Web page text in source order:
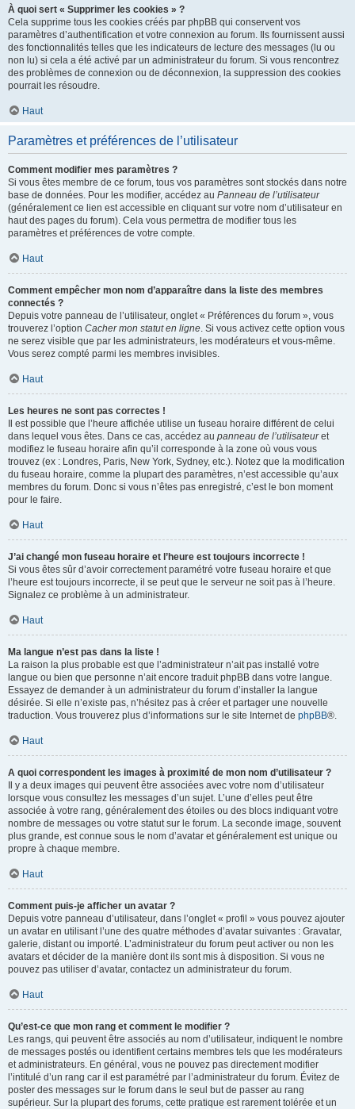
À quoi sert « Supprimer les cookies » ?
Cela supprime tous les cookies créés par phpBB qui conservent vos
paramètres d’authentification et votre connexion au forum. Ils fournissent aussi
des fonctionnalités telles que les indicateurs de lecture des messages (lu ou
non lu) si cela a été activé par un administrateur du forum. Si vous rencontrez
des problèmes de connexion ou de déconnexion, la suppression des cookies
pourrait les résoudre.
Haut
Paramètres et préférences de l’utilisateur
Comment modifier mes paramètres ?
Si vous êtes membre de ce forum, tous vos paramètres sont stockés dans notre
base de données. Pour les modifier, accédez au Panneau de l’utilisateur
(généralement ce lien est accessible en cliquant sur votre nom d’utilisateur en
haut des pages du forum). Cela vous permettra de modifier tous les
paramètres et préférences de votre compte.
Haut
Comment empêcher mon nom d’apparaître dans la liste des membres
connectés ?
Depuis votre panneau de l’utilisateur, onglet « Préférences du forum », vous
trouverez l’option Cacher mon statut en ligne. Si vous activez cette option vous
ne serez visible que par les administrateurs, les modérateurs et vous-même.
Vous serez compté parmi les membres invisibles.
Haut
Les heures ne sont pas correctes !
Il est possible que l’heure affichée utilise un fuseau horaire différent de celui
dans lequel vous êtes. Dans ce cas, accédez au panneau de l’utilisateuret
modifiez le fuseau horaire afin qu’il corresponde à la zone où vous vous
trouvez (ex : Londres, Paris, New York, Sydney, etc.). Notez que la modification
du fuseau horaire, comme la plupart des paramètres, n’est accessible qu’aux
membres du forum. Donc si vous n’êtes pas enregistré, c’est le bon moment
pour le faire.
Haut
J’ai changé mon fuseau horaire et l’heure est toujours incorrecte !
Si vous êtes sûr d’avoir correctement paramétré votre fuseau horaire et que
l’heure est toujours incorrecte, il se peut que le serveur ne soit pas à l’heure.
Signalez ce problème à un administrateur.
Haut
Ma langue n’est pas dans la liste !
La raison la plus probable est que l’administrateur n’ait pas installé votre
langue ou bien que personne n’ait encore traduit phpBB dans votre langue.
Essayez de demander à un administrateur du forum d’installer la langue
désirée. Si elle n’existe pas, n’hésitez pas à créer et partager une nouvelle
traduction. Vous trouverez plus d’informations sur le site Internet de phpBB®.
Haut
A quoi correspondent les images à proximité de mon nom d’utilisateur ?
Il y a deux images qui peuvent être associées avec votre nom d’utilisateur
lorsque vous consultez les messages d’un sujet. L’une d’elles peut être
associée à votre rang, généralement des étoiles ou des blocs indiquant votre
nombre de messages ou votre statut sur le forum. La seconde image, souvent
plus grande, est connue sous le nom d’avatar et généralement est unique ou
propre à chaque membre.
Haut
Comment puis-je afficher un avatar ?
Depuis votre panneau d’utilisateur, dans l’onglet « profil » vous pouvez ajouter
un avatar en utilisant l’une des quatre méthodes d’avatar suivantes : Gravatar,
galerie, distant ou importé. L’administrateur du forum peut activer ou non les
avatars et décider de la manière dont ils sont mis à disposition. Si vous ne
pouvez pas utiliser d’avatar, contactez un administrateur du forum.
Haut
Qu’est-ce que mon rang et comment le modifier ?
Les rangs, qui peuvent être associés au nom d’utilisateur, indiquent le nombre
de messages postés ou identifient certains membres tels que les modérateurs
et administrateurs. En général, vous ne pouvez pas directement modifier
l’intitulé d’un rang car il est paramétré par l’administrateur du forum. Évitez de
poster des messages sur le forum dans le seul but de passer au rang
supérieur. Sur la plupart des forums, cette pratique est rarement tolérée et un